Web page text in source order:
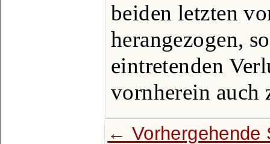
beiden letzten
herangezogen,
eintretenden
vornherein auch
← Vorhergehende